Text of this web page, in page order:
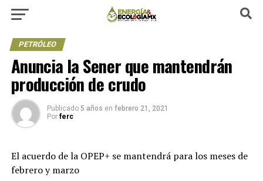
PETRÓLEO
Anuncia la Sener que mantendrán
producción de crudo
Publicado 5 años en febrero 21, 2021
Por ferc
El acuerdo de la OPEP+ se mantendrá para los meses de
febrero y marzo